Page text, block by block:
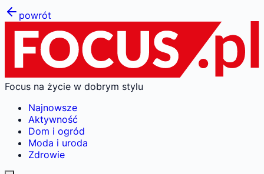
powrót
Focus na życie w dobrym stylu
Najnowsze
Aktywność
Dom i ogród
Moda i uroda
Zdrowie